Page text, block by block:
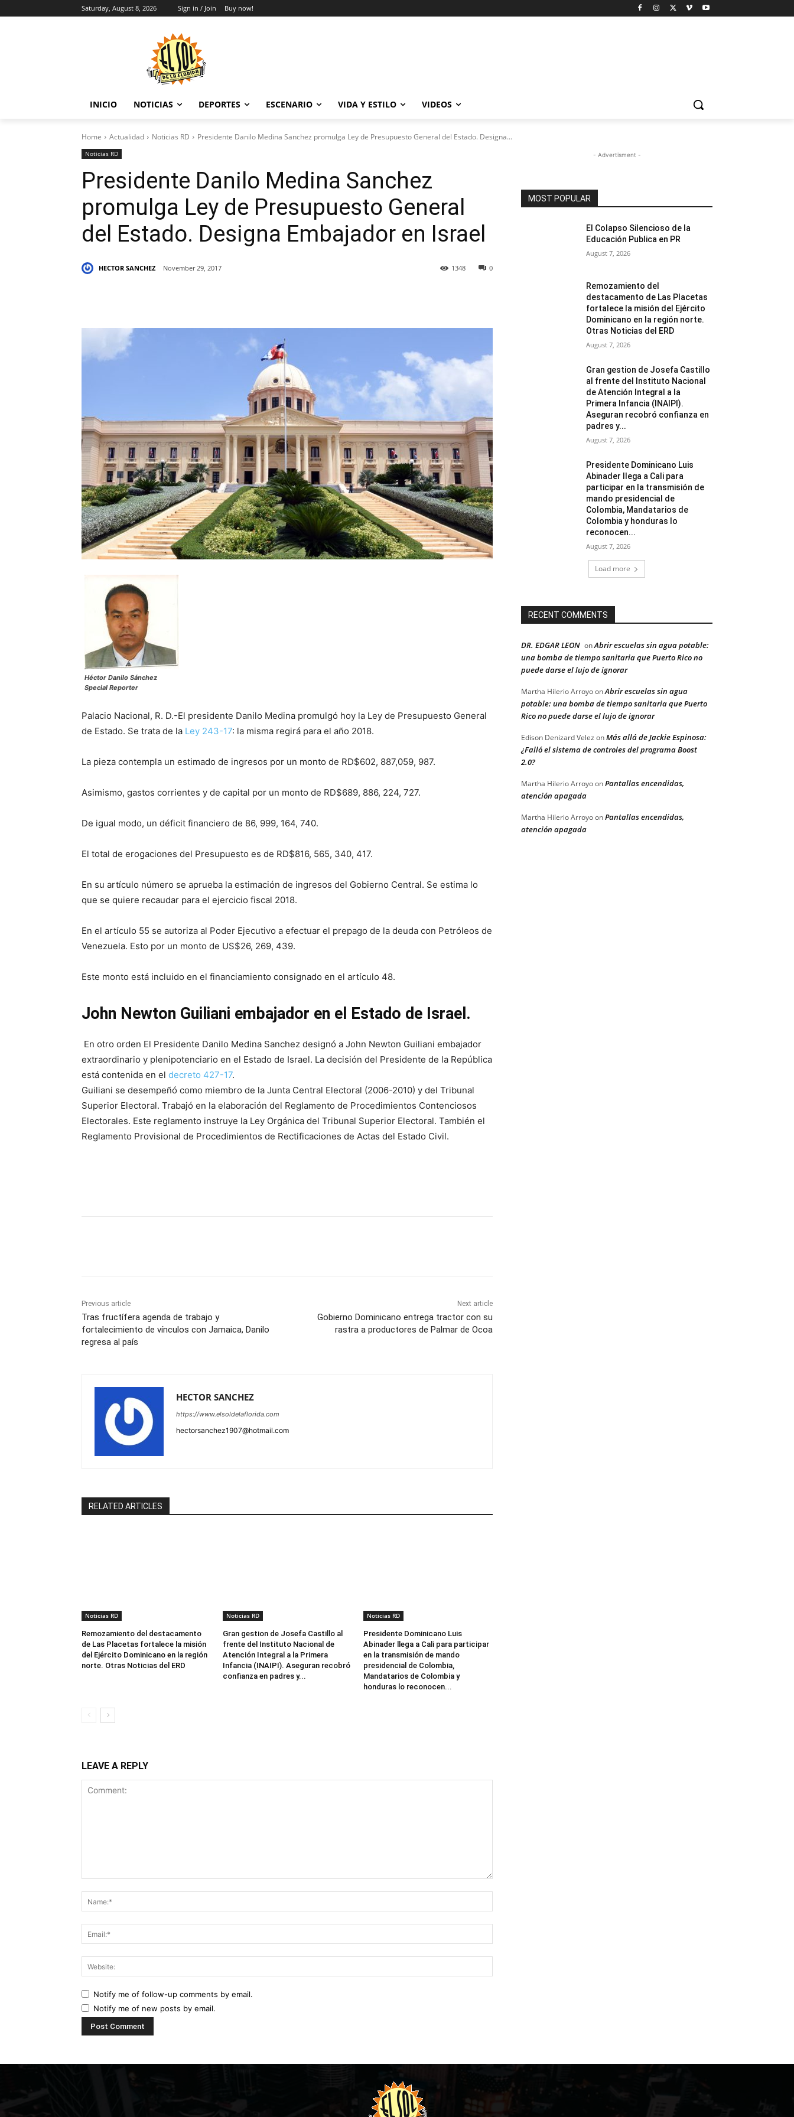
Saturday, August 8, 2026 Sign in / Join Buy now!
INICIO NOTICIAS DEPORTES ESCENARIO VIDA Y ESTILO VIDEOS
Home Actualidad Noticias RD Presidente Danilo Medina Sanchez promulga Ley de Presupuesto General del Estado. Designa...
Noticias RD
Presidente Danilo Medina Sanchez
promulga Ley de Presupuesto General
del Estado. Designa Embajador en Israel
HECTOR SANCHEZ November 29, 2017 0
1348
Héctor Danilo Sánchez
Special Reporter
Palacio Nacional, R. D.-El presidente Danilo Medina promulgó hoy la Ley de Presupuesto General
de Estado. Se trata de la Ley 243-17: la misma regirá para el año 2018.
La pieza contempla un estimado de ingresos por un monto de RD$602, 887,059, 987.
Asimismo, gastos corrientes y de capital por un monto de RD$689, 886, 224, 727.
De igual modo, un déficit financiero de 86, 999, 164, 740.
El total de erogaciones del Presupuesto es de RD$816, 565, 340, 417.
En su artículo número se aprueba la estimación de ingresos del Gobierno Central. Se estima lo
que se quiere recaudar para el ejercicio fiscal 2018.
En el artículo 55 se autoriza al Poder Ejecutivo a efectuar el prepago de la deuda con Petróleos de
Venezuela. Esto por un monto de US$26, 269, 439.
Este monto está incluido en el financiamiento consignado en el artículo 48.
John Newton Guiliani embajador en el Estado de Israel.
En otro orden El Presidente Danilo Medina Sanchez designó a John Newton Guiliani embajador
extraordinario y plenipotenciario en el Estado de Israel. La decisión del Presidente de la República
está contenida en el decreto 427-17.
Guiliani se desempeñó como miembro de la Junta Central Electoral (2006-2010) y del Tribunal
Superior Electoral. Trabajó en la elaboración del Reglamento de Procedimientos Contenciosos
Electorales. Este reglamento instruye la Ley Orgánica del Tribunal Superior Electoral. También el
Reglamento Provisional de Procedimientos de Rectificaciones de Actas del Estado Civil.
Previous article
Tras fructífera agenda de trabajo y
fortalecimiento de vínculos con Jamaica, Danilo
regresa al país
Next article
Gobierno Dominicano entrega tractor con su
rastra a productores de Palmar de Ocoa
HECTOR SANCHEZ
https://www.elsoldelaflorida.com
hectorsanchez1907@hotmail.com
RELATED ARTICLES
Noticias RD
Remozamiento del destacamento
de Las Placetas fortalece la misión
del Ejército Dominicano en la región
norte. Otras Noticias del ERD
Noticias RD
Gran gestion de Josefa Castillo al
frente del Instituto Nacional de
Atención Integral a la Primera
Infancia (INAIPI). Aseguran recobró
confianza en padres y...
Noticias RD
Presidente Dominicano Luis
Abinader llega a Cali para participar
en la transmisión de mando
presidencial de Colombia,
Mandatarios de Colombia y
honduras lo reconocen...
LEAVE A REPLY
Notify me of follow-up comments by email.
Notify me of new posts by email.
- Advertisment -
MOST POPULAR
El Colapso Silencioso de la
Educación Publica en PR
August 7, 2026
Remozamiento del
destacamento de Las Placetas
fortalece la misión del Ejército
Dominicano en la región norte.
Otras Noticias del ERD
August 7, 2026
Gran gestion de Josefa Castillo
al frente del Instituto Nacional
de Atención Integral a la
Primera Infancia (INAIPI).
Aseguran recobró confianza en
padres y...
August 7, 2026
Presidente Dominicano Luis
Abinader llega a Cali para
participar en la transmisión de
mando presidencial de
Colombia, Mandatarios de
Colombia y honduras lo
reconocen...
August 7, 2026
Load more
RECENT COMMENTS
DR. EDGAR LEON onAbrir escuelas sin agua potable:
una bomba de tiempo sanitaria que Puerto Rico no
puede darse el lujo de ignorar
Martha Hilerio ArroyoonAbrir escuelas sin agua
potable: una bomba de tiempo sanitaria que Puerto
Rico no puede darse el lujo de ignorar
Edison Denizard Velez onMás allá de Jackie Espinosa:
¿Falló el sistema de controles del programa Boost
2.0?
Martha Hilerio ArroyoonPantallas encendidas,
atención apagada
Martha Hilerio ArroyoonPantallas encendidas,
atención apagada